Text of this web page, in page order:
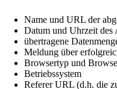
Name und URL der
Datum und Uhrzeit des
übertragene
Meldung über
Browsertyp und
Betriebssystem
Referer URL (d.h. die